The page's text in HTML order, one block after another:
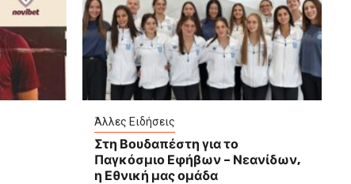
Άλλες Ειδήσεις
Στη Βουδαπέστη για το
Παγκόσμιο Εφήβων – Νεανίδων,
η Εθνική μας ομάδα